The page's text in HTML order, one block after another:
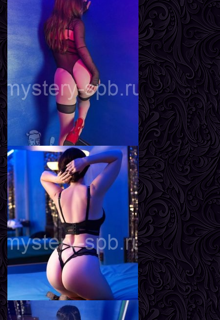
Яна
Возраст
23
Рост
170 см
Вес
58 кг
Грудь
3-й
Инга
Возраст
Рост
161 см
Вес
55 кг
Грудь
3-й